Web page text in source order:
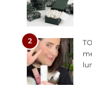
2